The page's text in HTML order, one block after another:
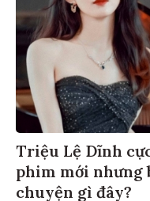
Triệu Lệ Dĩnh
phim mới nhưng
chuyện gì đây?